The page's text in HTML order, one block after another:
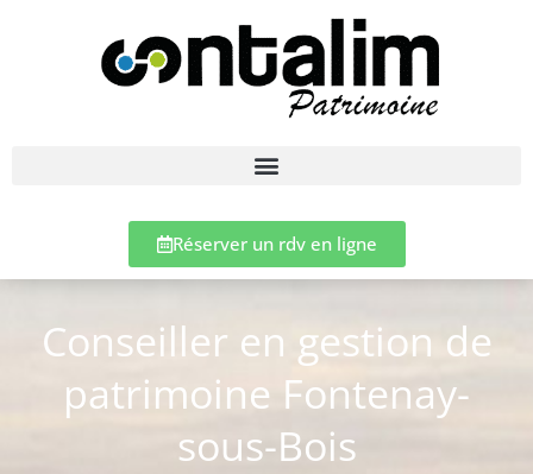
Réserver un rdv en ligne
Conseiller en gestion de
patrimoine Fontenay-
sous-Bois